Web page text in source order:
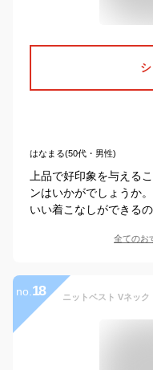
はなまる(50代・男性)
上品で好印象を与える
ンはいかがでしょうか
いい着こなしができる
全てのお
no. 18